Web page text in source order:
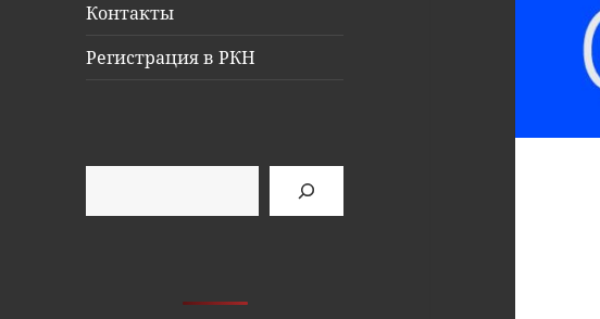
Контакты
Регистрация в РКН